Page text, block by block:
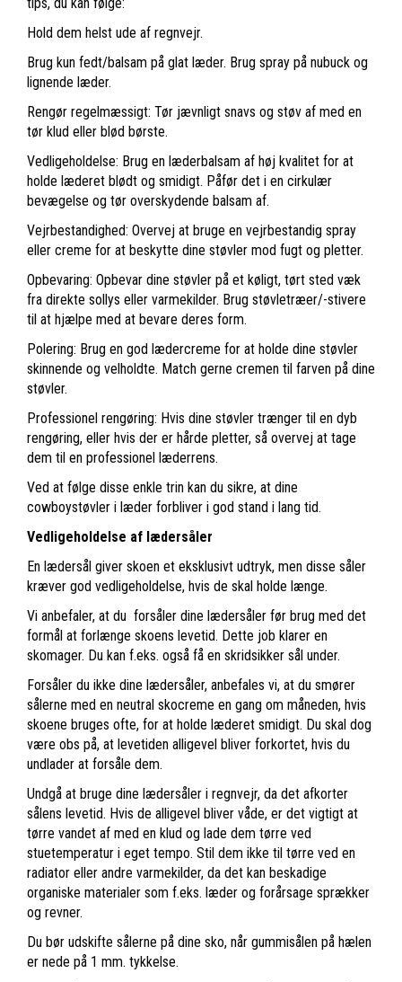
tips, du kan følge:
Hold dem helst ude af regnvejr.
Brug kun fedt/balsam på glat læder. Brug spray på nubuck og
lignende læder.
Rengør regelmæssigt: Tør jævnligt snavs og støv af med en
tør klud eller blød børste.
Vedligeholdelse: Brug en læderbalsam af høj kvalitet for at
holde læderet blødt og smidigt. Påfør det i en cirkulær
bevægelse og tør overskydende balsam af.
Vejrbestandighed: Overvej at bruge en vejrbestandig spray
eller creme for at beskytte dine støvler mod fugt og pletter.
Opbevaring: Opbevar dine støvler på et køligt, tørt sted væk
fra direkte sollys eller varmekilder. Brug støvletræer/-stivere
til at hjælpe med at bevare deres form.
Polering: Brug en god lædercreme for at holde dine støvler
skinnende og velholdte. Match gerne cremen til farven på dine
støvler.
Professionel rengøring: Hvis dine støvler trænger til en dyb
rengøring, eller hvis der er hårde pletter, så overvej at tage
dem til en professionel læderrens.
Ved at følge disse enkle trin kan du sikre, at dine
cowboystøvler i læder forbliver i god stand i lang tid.
Vedligeholdelse af lædersåler
En lædersål giver skoen et eksklusivt udtryk, men disse såler
kræver god vedligeholdelse, hvis de skal holde længe.
Vi anbefaler, at du forsåler dine lædersåler før brug med det
formål at forlænge skoens levetid. Dette job klarer en
skomager. Du kan f.eks. også få en skridsikker sål under.
Forsåler du ikke dine lædersåler, anbefales vi, at du smører
sålerne med en neutral skocreme en gang om måneden, hvis
skoene bruges ofte, for at holde læderet smidigt. Du skal dog
være obs på, at levetiden alligevel bliver forkortet, hvis du
undlader at forsåle dem.
Undgå at bruge dine lædersåler i regnvejr, da det afkorter
sålens levetid. Hvis de alligevel bliver våde, er det vigtigt at
tørre vandet af med en klud og lade dem tørre ved
stuetemperatur i eget tempo. Stil dem ikke til tørre ved en
radiator eller andre varmekilder, da det kan beskadige
organiske materialer som f.eks. læder og forårsage sprækker
og revner.
Du bør udskifte sålerne på dine sko, når gummisålen på hælen
er nede på 1 mm. tykkelse.